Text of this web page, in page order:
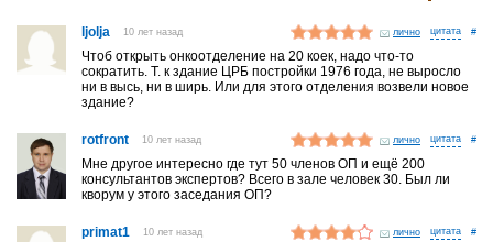
ljolja 10 лет назад лично #
Чтоб открыть онкоотделение на 20 коек, надо что-то
сократить. Т. к здание ЦРБ постройки 1976 года, не выросло
ни в высь, ни в ширь. Или для этого отделения возвели новое
здание?
rotfront 10 лет назад лично #
Мне другое интересно где тут 50 членов ОП и ещё 200
консультантов экспертов? Всего в зале человек 30. Был ли
кворум у этого заседания ОП?
primat1 10 лет назад лично #